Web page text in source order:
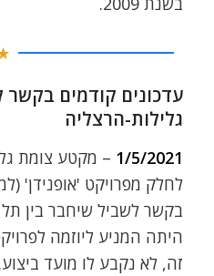
עדכונים קודמים
גלילות-הרצליה
1/5/2021 – מקטע צומת
לחלק מפרויקט 'אופנידן'
בקשר לשביל שיחבר בין
היתה המניע ליוזמה
זה, לא נקבע לו מועד